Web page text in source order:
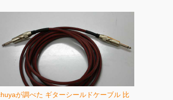
が調べた ギターシールドケーブル 比